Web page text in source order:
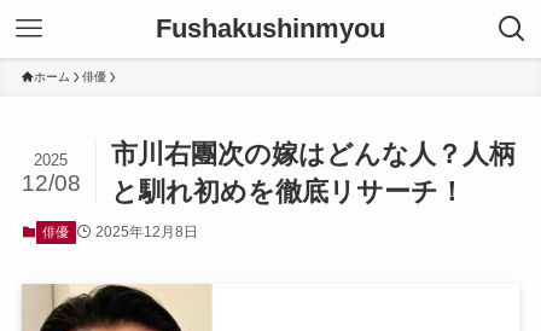
Fushakushinmyou
ホーム 俳優
市川右團次の嫁はどんな人？人柄
と馴れ初めを徹底リサーチ！
2025
12/08
俳優 2025年12月8日